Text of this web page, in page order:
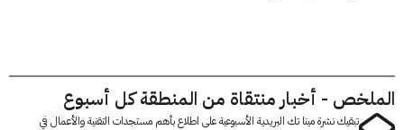
- أخبار منتقاة من المنطقة كل أسبوع
تبقيك نشرة مينا تك البريدية الأسبوعية على اطلاع بأهم مستجدات التقنية والأعمال في